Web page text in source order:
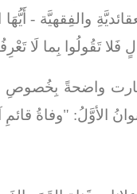
والفِقهيَّة -
تَقُولُوا بِما لَا
واضحةً بِخُصوصِ
الأوَّلُ: "وفاةُ